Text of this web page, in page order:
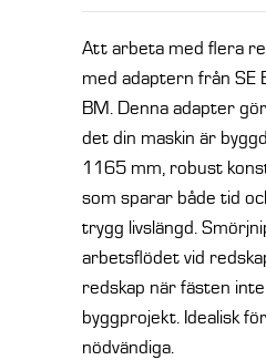
Att arbeta med flera
med adaptern från SE
BM. Denna adapter
det din maskin är
1165 mm, robust
som sparar både tid
trygg livslängd.
arbetsflödet vid
redskap när fästen
byggprojekt. Idealisk
nödvändiga.